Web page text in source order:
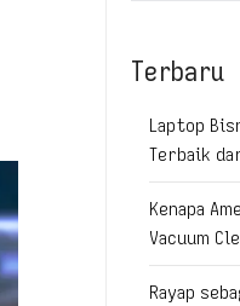
Terbaru
Laptop
Terbaik
Kenapa
Vacuum
Rayap